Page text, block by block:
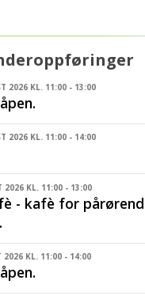
2026 KL. 11:00 - 13:00
2026 KL. 11:00 - 14:00
2026 KL. 11:00 - 13:00
- kafè for
2026 KL. 11:00 - 14:00